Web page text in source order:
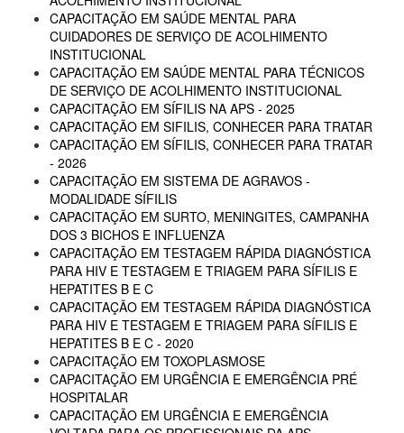
CAPACITAÇÃO EM SAÚDE MENTAL PARA
CUIDADORES DE SERVIÇO DE ACOLHIMENTO
INSTITUCIONAL
CAPACITAÇÃO EM SAÚDE MENTAL PARA TÉCNICOS
DE SERVIÇO DE ACOLHIMENTO INSTITUCIONAL
CAPACITAÇÃO EM SÍFILIS NA APS - 2025
CAPACITAÇÃO EM SIFILIS, CONHECER PARA TRATAR
CAPACITAÇÃO EM SÍFILIS, CONHECER PARA TRATAR
- 2026
CAPACITAÇÃO EM SISTEMA DE AGRAVOS -
MODALIDADE SÍFILIS
CAPACITAÇÃO EM SURTO, MENINGITES, CAMPANHA
DOS 3 BICHOS E INFLUENZA
CAPACITAÇÃO EM TESTAGEM RÁPIDA DIAGNÓSTICA
PARA HIV E TESTAGEM E TRIAGEM PARA SÍFILIS E
HEPATITES B E C
CAPACITAÇÃO EM TESTAGEM RÁPIDA DIAGNÓSTICA
PARA HIV E TESTAGEM E TRIAGEM PARA SÍFILIS E
HEPATITES B E C - 2020
CAPACITAÇÃO EM TOXOPLASMOSE
CAPACITAÇÃO EM URGÊNCIA E EMERGÊNCIA PRÉ
HOSPITALAR
CAPACITAÇÃO EM URGÊNCIA E EMERGÊNCIA